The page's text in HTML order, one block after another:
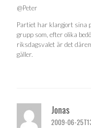
@Peter
Partiet har klargjort sina
grupp som, efter olika
riksdagsvalet är det
gäller.
Jonas
2009-06-